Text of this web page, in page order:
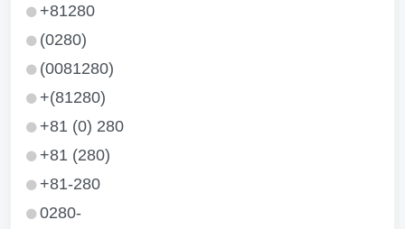
+81280
(0280)
(0081280)
+(81280)
+81 (0) 280
+81 (280)
+81-280
0280-